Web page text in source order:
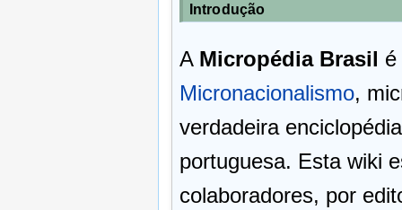
Introdução
A Micropédia Brasil é
Micronacionalismo,
verdadeira
portuguesa. Esta wiki
colaboradores, por